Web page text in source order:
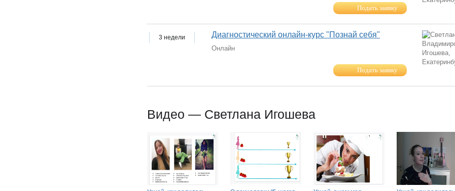
Подать заявку
3 недели Диагностический онлайн-курс "Познай себя"
Онлайн
Подать заявку
Видео — Светлана Игошева